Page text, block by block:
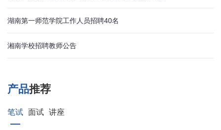
湖南第一师范学院工作人员招聘40名
湘南学校招聘教师公告
产品推荐
笔试 面试 讲座